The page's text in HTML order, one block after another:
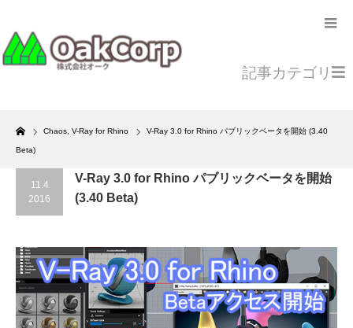
Home
Chaos V-Ray for Rhino V-Ray 3.0 for Rhino パブリックベータを開始 (3.40
Beta)
記事カテゴリ
11.4
2016
V-Ray 3.0 for Rhino パブリックベータを開始
(3.40 Beta)